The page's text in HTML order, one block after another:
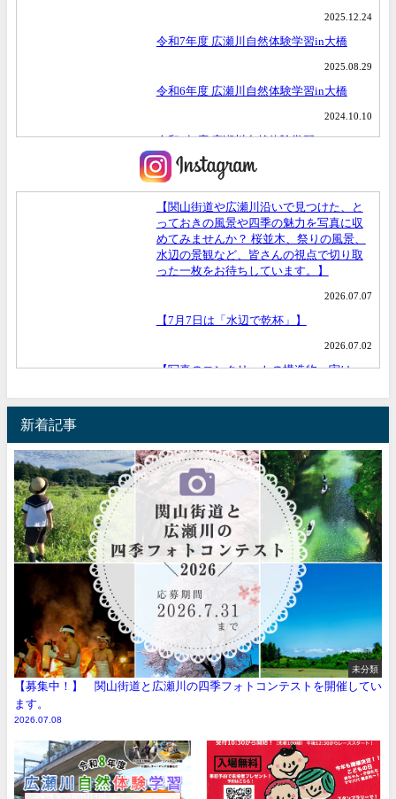
新着記事
未分類
【募集中！】 関山街道と広瀬川の四季フォトコンテストを開催してい
ます。
2026.07.08